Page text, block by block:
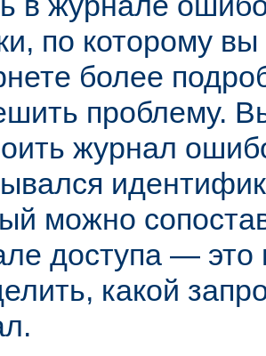
по которому
более
проблему.
журнал
можно
доступа — это
какой